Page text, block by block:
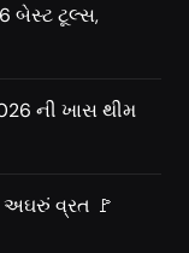
6 બેસ્ટ ટૂલ્સ,
ની ખાસ થીમ
અઘરું વ્રત 🚩